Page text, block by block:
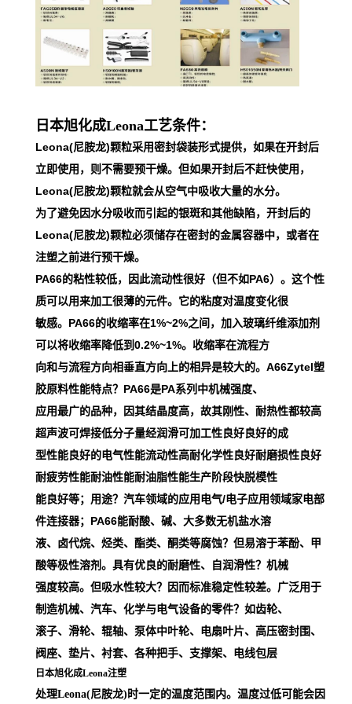
日本旭化成Leona工艺条件：
Leona(尼胺龙)颗粒采用密封袋装形式提供，如果在开封后
立即使用，则不需要预干燥。但如果开封后不赶快使用，
Leona(尼胺龙)颗粒就会从空气中吸收大量的水分。
为了避免因水分吸收而引起的银斑和其他缺陷，开封后的
Leona(尼胺龙)颗粒必须储存在密封的金属容器中，或者在
注塑之前进行预干燥。
PA66的粘性较低，因此流动性很好（但不如PA6）。这个性
质可以用来加工很薄的元件。它的粘度对温度变化很
敏感。PA66的收缩率在1%~2%之间，加入玻璃纤维添加剂
可以将收缩率降低到0.2%~1%。收缩率在流程方
向和与流程方向相垂直方向上的相异是较大的。A66Zytel塑
胶原料性能特点？PA66是PA系列中机械强度、
应用最广的品种，因其结晶度高，故其刚性、耐热性都较高
超声波可焊接低分子量经润滑可加工性良好良好的成
型性能良好的电气性能流动性高耐化学性良好耐磨损性良好
耐疲劳性能耐油性能耐油脂性能生产阶段快脱模性
能良好等；用途？汽车领域的应用电气/电子应用领域家电部
件连接器；PA66能耐酸、碱、大多数无机盐水溶
液、卤代烷、烃类、酯类、酮类等腐蚀？但易溶于苯酚、甲
酸等极性溶剂。具有优良的耐磨性、自润滑性？机械
强度较高。但吸水性较大？因而标准稳定性较差。广泛用于
制造机械、汽车、化学与电气设备的零件？如齿轮、
滚子、滑轮、辊轴、泵体中叶轮、电扇叶片、高压密封围、
阀座、垫片、衬套、各种把手、支撑架、电线包层
日本旭化成Leona注塑
处理Leona(尼胺龙)时一定的温度范围内。温度过低可能会因